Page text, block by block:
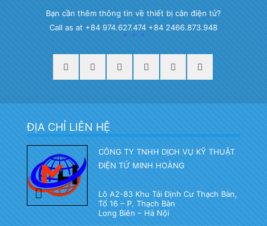
Bạn cần thêm thông tin về thiết bị cân điện tử?
Call as at +84 974.627.474 +84 2466.873.948
ĐỊA CHỈ LIÊN HỆ
CÔNG TY TNHH DỊCH VỤ KỸ THUẬT
ĐIỆN TỬ MINH HOÀNG
Lô A2-83 Khu Tái Định Cư Thạch Bàn,
Tổ 16 – P. Thạch Bàn
Long Biên – Hà Nội